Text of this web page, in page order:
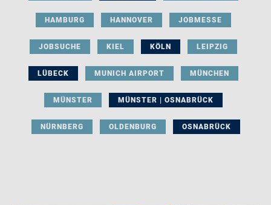
HAMBURG HANNOVER JOBMESSE
JOBSUCHE KIEL KÖLN LEIPZIG
LÜBECK MUNICH AIRPORT MÜNCHEN
MÜNSTER MÜNSTER | OSNABRÜCK
NÜRNBERG OLDENBURG OSNABRÜCK